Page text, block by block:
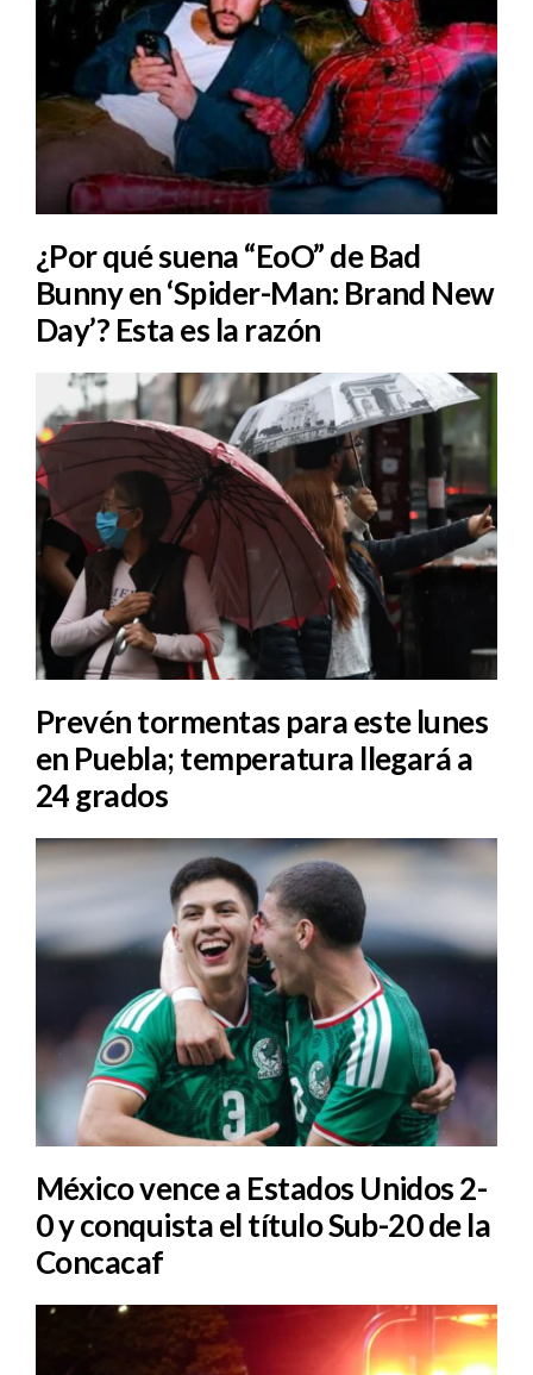
¿Por qué suena “EoO” de Bad
Bunny en ‘Spider-Man: Brand New
Day’? Esta es la razón
Prevén tormentas para este lunes
en Puebla; temperatura llegará a
24 grados
México vence a Estados Unidos 2-
0 y conquista el título Sub-20 de la
Concacaf